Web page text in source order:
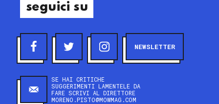
seguici su
NEWSLETTER
SE HAI CRITICHE
SUGGERIMENTI LAMENTELE DA
FARE SCRIVI AL DIRETTORE
MORENO.PISTO@MOWMAG.COM